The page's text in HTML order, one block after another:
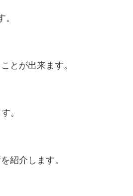
とが出来ます。
。
紹介します。